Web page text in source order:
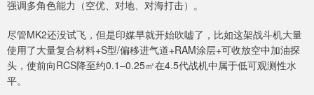
强调多角色能力（空优、对地、对海打击）。
尽管MK2还没试飞，但是印媒早就开始吹嘘了，比如这架战斗机大量
使用了大量复合材料+S型/偏移进气道+RAM涂层+可收放空中加油探
头，使前向RCS降至约0.1–0.25㎡在4.5代战机中属于低可观测性水
平。